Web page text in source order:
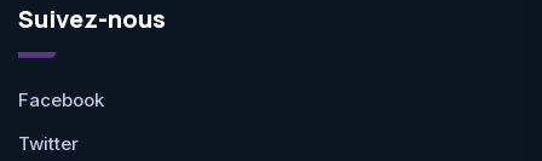
Suivez-nous
Facebook
Twitter